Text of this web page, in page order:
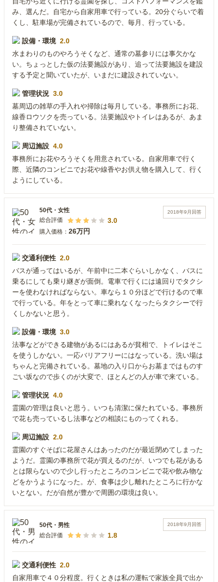
み、選んだ。自宅から自家用車で行っている。20分ぐらいで着
くし、駐車場が完備されているので、毎月、行っている。
設備・環境 2.0
水まわりのものやろうそくなど、通常の墓参りには事欠かな
い。ちょっとした仮の法要施設があり、追って法要施設を建設
する予定と聞いていたが、いまだに建設されていない。
管理状況 3.0
墓周辺の雑草の手入れや掃除は毎月している。事務所にお花、
線香ロウソクを売っている。法要施設やトイレはあるが、あま
り整備されていない。
周辺施設 4.0
事務所にお花やろうそくを用意されている。自家用車で行く
際、近隣のコンビニでお花や線香やお供え物を購入して、行く
ようにしている。
2018年9月 回答
50代 ・ 女性
総合評価
3.0
購入価格： 26万円
交通利便性 2.0
バスが通ってはいるが、午前中に二本ぐらいしかなく、バスに
乗るにしても乗り継ぎが面倒。電車で行くには遠回りでタクシ
ーを使わなければならない。車なら１０分ほどで行けるので車
で行っている。年をとって車に乗れなくなったらタクシーで行
くしかないと思う。
設備・環境 3.0
法事などができる建物があるにはあるが貧相で、トイレはそこ
を使うしかない。一応バリアフリーにはなっている。洗い場は
ちゃんと完備されている。墓地の入り口からお墓まではものす
ごい坂なので歩くのが大変で、ほとんどの人が車で来ている。
管理状況 4.0
霊園の管理は良いと思う。いつも清潔に保たれている。事務所
で花も売っているし法事などの相談にものってくれる。
周辺施設 2.0
霊園のすぐそばに花屋さんはあったのだが最近閉めてしまった
ようだ。霊園の事務所で花が買えるのだが、いつでも花がある
とは限らないので少し行ったところのコンビニで花や飲み物な
どをかうようになった。が、食事は少し離れたところに行かな
いとない。だが自然が豊かで周囲の環境は良い。
2018年9月 回答
50代 ・ 男性
総合評価
1.8
交通利便性 2.0
自家用車で４０分程度。行くときは私の運転で家族全員で出か